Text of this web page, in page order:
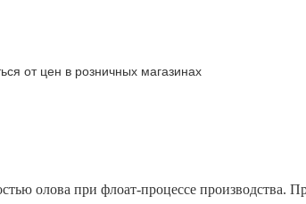
от цен в розничных магазинах
олова при флоат-процессе производства.